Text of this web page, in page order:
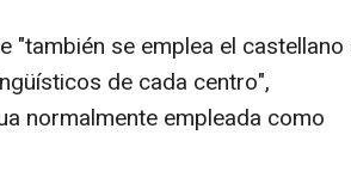
se emplea el castellano
de cada centro",
normalmente empleada como